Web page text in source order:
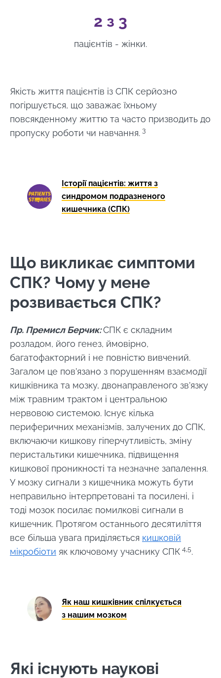
2 з 3
пацієнтів - жінки.
Якість життя пацієнтів із СПК серйозно
погіршується, що заважає їхньому
повсякденному життю та часто призводить до
пропуску роботи чи навчання. 3
Історії пацієнтів: життя з
синдромом подразненого
кишечника (СПК)
Що викликає симптоми
СПК? Чому у мене
розвивається СПК?
Пр. Премисл Берчик:СПК є складним
розладом, його генез, ймовірно,
багатофакторний і не повністю вивчений.
Загалом це пов’язано з порушенням взаємодії
кишківника та мозку, двонаправленого зв’язку
між травним трактом і центральною
нервовою системою. Існує кілька
периферичних механізмів, залучених до СПК,
включаючи кишкову гіперчутливість, зміну
перистальтики кишечника, підвищення
кишкової проникності та незначне запалення.
У мозку сигнали з кишечника можуть бути
неправильно інтерпретовані та посилені, і
тоді мозок посилає помилкові сигнали в
кишечник. Протягом останнього десятиліття
все більша увага приділяється кишковій
мікробіоти як ключовому учаснику СПК 4,5.
Як наш кишківник спілкується
з нашим мозком
Які існують наукові